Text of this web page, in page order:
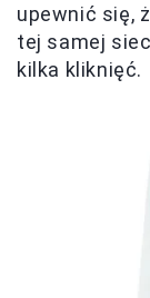
upewnić się,
tej samej
kilka kliknięć.